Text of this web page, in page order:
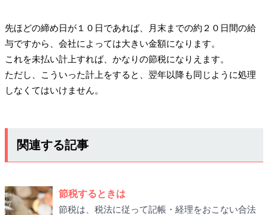
先ほどの締め日が１０日であれば、月末までの約２０日間の給
与ですから、会社によっては大きい金額になります。
これを未払い計上すれば、かなりの節税になりえます。
ただし、こういった計上をすると、翌年以降も同じように処理
しなくてはいけません。
関連する記事
節税するときは
節税は、税法に従って記帳・経理をおこない合法